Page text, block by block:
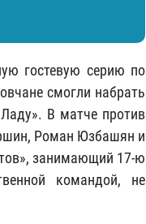
гостевую серию по
смогли набрать
В матче против
Роман Юзбашян и
занимающий 17-ю
командой, не